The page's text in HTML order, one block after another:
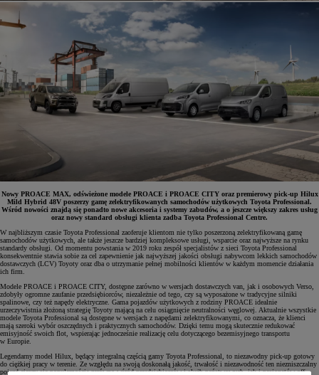
Nowy PROACE MAX, odświeżone modele PROACE i PROACE CITY oraz premierowy pick-up Hilux
Mild Hybrid 48V poszerzy gamę zelektryfikowanych samochodów użytkowych Toyota Professional.
Wśród nowości znajdą się ponadto nowe akcesoria i systemy zabudów, a o jeszcze większy zakres usług
oraz nowy standard obsługi klienta zadba Toyota Professional Centre.
W najbliższym czasie Toyota Professional zaoferuje klientom nie tylko poszerzoną zelektryfikowaną gamę
samochodów użytkowych, ale także jeszcze bardziej kompleksowe usługi, wsparcie oraz najwyższe na rynku
standardy obsługi. Od momentu powstania w 2019 roku zespół specjalistów z sieci Toyota Professional
konsekwentnie stawia sobie za cel zapewnienie jak najwyższej jakości obsługi nabywcom lekkich samochodów
dostawczych (LCV) Toyoty oraz dba o utrzymanie pełnej mobilności klientów w każdym momencie działania
ich firm.
Modele PROACE i PROACE CITY, dostępne zarówno w wersjach dostawczych van, jak i osobowych Verso,
zdobyły ogromne zaufanie przedsiębiorców, niezależnie od tego, czy są wyposażone w tradycyjne silniki
spalinowe, czy też napędy elektryczne. Gama pojazdów użytkowych z rodziny PROACE idealnie
urzeczywistnia złożoną strategię Toyoty mającą na celu osiągnięcie neutralności węglowej. Aktualnie wszystkie
modele Toyota Professional są dostępne w wersjach z napędami zelektryfikowanymi, co oznacza, że klienci
mają szeroki wybór oszczędnych i praktycznych samochodów. Dzięki temu mogą skutecznie redukować
emisyjność swoich flot, wspierając jednocześnie realizację celu dotyczącego bezemisyjnego transportu
w Europie.
Legendarny model Hilux, będący integralną częścią gamy Toyota Professional, to niezawodny pick-up gotowy
do ciężkiej pracy w terenie. Ze wzgłędu na swoją doskonałą jakość, trwałość i niezawodność ten niezniszczalny
pojazd cieszy się popularnością zarówno wśród przedsiębiorców i służb państwowych, jak i pasjonatów off-